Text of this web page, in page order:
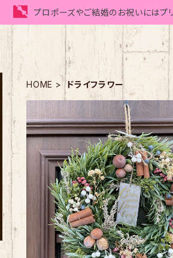
プロポーズやご結婚のお祝いにはプ
HOME ドライフラワー